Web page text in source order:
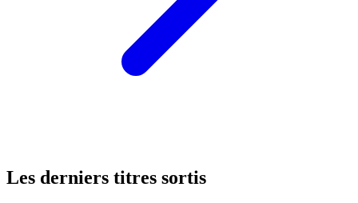
Les derniers titres sortis